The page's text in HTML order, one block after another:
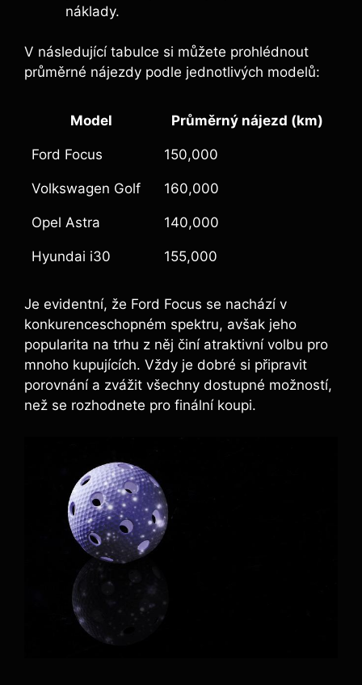
náklady.
V následující tabulce si můžete prohlédnout
průměrné nájezdy podle jednotlivých modelů:
Model Průměrný nájezd (km)
Ford Focus 150,000
Volkswagen Golf 160,000
Opel Astra 140,000
Hyundai i30 155,000
Je evidentní, že Ford Focus se nachází v
konkurenceschopném spektru, avšak jeho
popularita na trhu z něj činí atraktivní volbu pro
mnoho kupujících. Vždy je dobré si připravit
porovnání a zvážit všechny dostupné možností,
než se rozhodnete pro finální koupi.